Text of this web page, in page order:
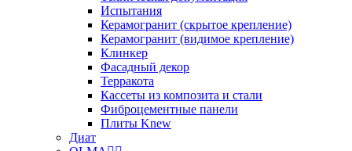
Испытания
Керамогранит (скрытое крепление)
Керамогранит (видимое крепление)
Клинкер
Фасадный декор
Терракота
Кассеты из композита и стали
Фиброцементные панели
Плиты Knew
Диат